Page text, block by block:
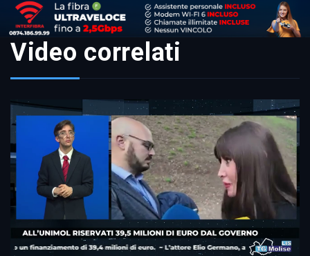
Video correlati